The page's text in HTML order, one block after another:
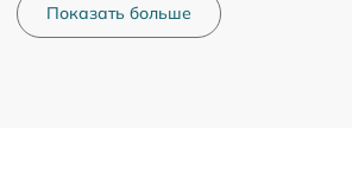
Показать больше